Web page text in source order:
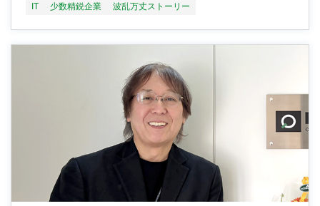
IT 少数精鋭企業 波乱万丈ストーリー